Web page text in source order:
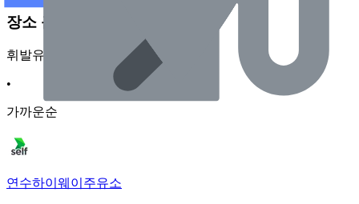
장소 근처 주유소
휘발유
•
가까운순
연수하이웨이주유소